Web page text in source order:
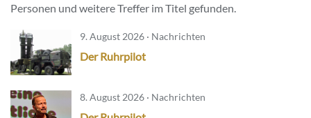
Personen und weitere Treffer im Titel gefunden.
9. August 2026 · Nachrichten
Der Ruhrpilot
8. August 2026 · Nachrichten